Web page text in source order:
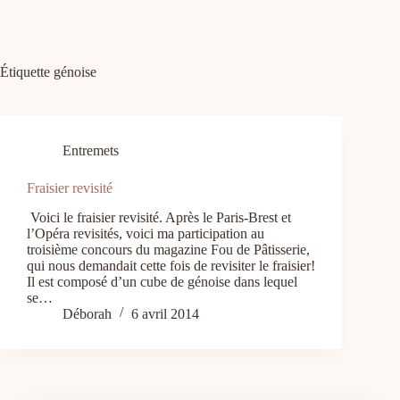
Étiquette génoise
Entremets
Fraisier revisité
Voici le fraisier revisité. Après le Paris-Brest et
l’Opéra revisités, voici ma participation au
troisième concours du magazine Fou de Pâtisserie,
qui nous demandait cette fois de revisiter le fraisier!
Il est composé d’un cube de génoise dans lequel
se…
Déborah
6 avril 2014